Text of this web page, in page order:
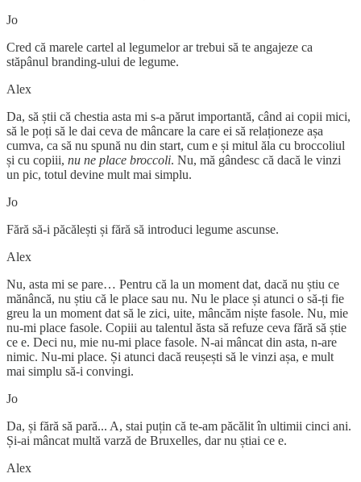
Jo
Cred că marele cartel al legumelor ar trebui să te angajeze ca
stăpânul branding-ului de legume.
Alex
Da, să știi că chestia asta mi s-a părut importantă, când ai copii mici,
să le poți să le dai ceva de mâncare la care ei să relaționeze așa
cumva, ca să nu spună nu din start, cum e și mitul ăla cu broccoliul
și cu copiii, nu ne place broccoli. Nu, mă gândesc că dacă le vinzi
un pic, totul devine mult mai simplu.
Jo
Fără să-i păcălești și fără să introduci legume ascunse.
Alex
Nu, asta mi se pare… Pentru că la un moment dat, dacă nu știu ce
mănâncă, nu știu că le place sau nu. Nu le place și atunci o să-ți fie
greu la un moment dat să le zici, uite, mâncăm niște fasole. Nu, mie
nu-mi place fasole. Copiii au talentul ăsta să refuze ceva fără să știe
ce e. Deci nu, mie nu-mi place fasole. N-ai mâncat din asta, n-are
nimic. Nu-mi place. Și atunci dacă reușești să le vinzi așa, e mult
mai simplu să-i convingi.
Jo
Da, și fără să pară... A, stai puțin că te-am păcălit în ultimii cinci ani.
Și-ai mâncat multă varză de Bruxelles, dar nu știai ce e.
Alex